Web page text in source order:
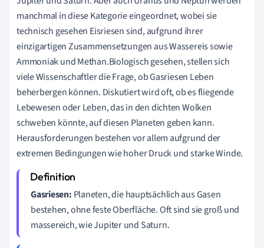
manchmal in diese Kategorie eingeordnet, wobei sie
technisch gesehen Eisriesen sind, aufgrund ihrer
einzigartigen Zusammensetzungen aus Wassereis sowie
Ammoniak und Methan.Biologisch gesehen, stellen sich
viele Wissenschaftler die Frage, ob Gasriesen Leben
beherbergen können. Diskutiert wird oft, ob es fliegende
Lebewesen oder Leben, das in den dichten Wolken
schweben könnte, auf diesen Planeten geben kann.
Herausforderungen bestehen vor allem aufgrund der
extremen Bedingungen wie hoher Druck und starke Winde.
Gasriesen: Planeten, die hauptsächlich aus Gasen
bestehen, ohne feste Oberfläche. Oft sind sie groß und
massereich, wie Jupiter und Saturn.